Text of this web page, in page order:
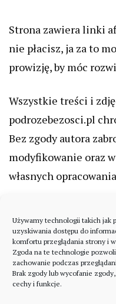
Używamy technologii takich jak
uzyskiwania dostępu do
komfortu przeglądania strony i
Zgoda na te technologie
zachowanie podczas
Brak zgody lub wycofanie
cechy i funkcje.
Strona zawiera linki
nie płacisz, ja za to
prowizję, by móc
Wszystkie treści i
podrozebezosci.pl
Bez zgody autora
modyfikowanie oraz
własnych